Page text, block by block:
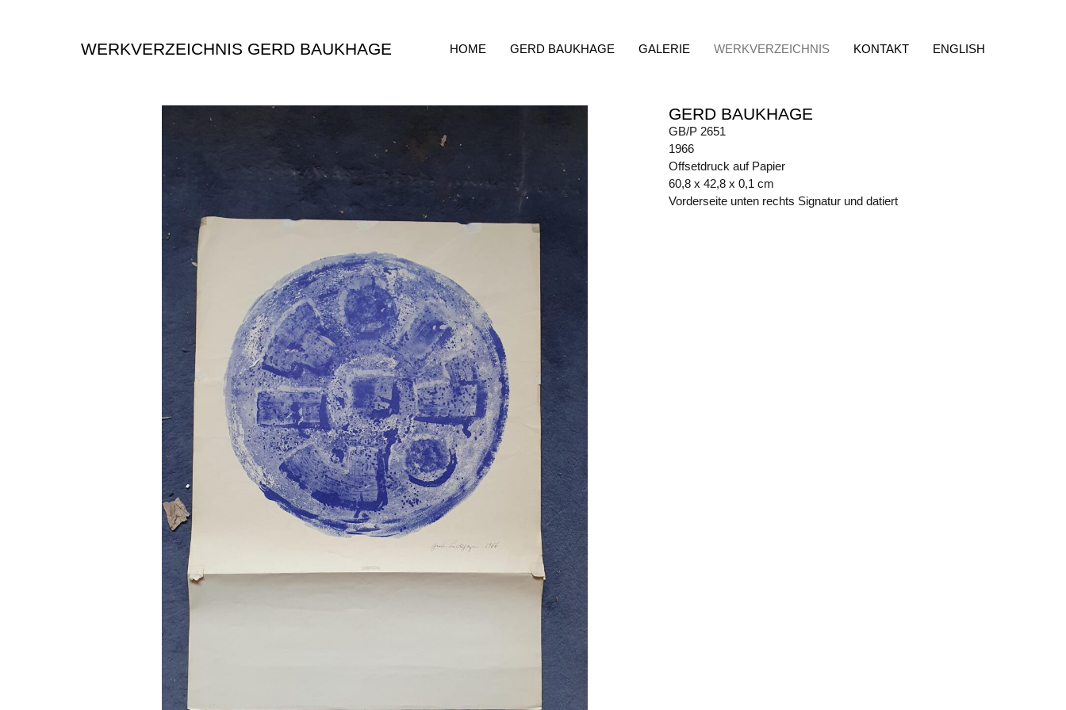
WERKVERZEICHNIS GERD BAUKHAGE HOME GERD BAUKHAGE GALERIE WERKVERZEICHNIS KONTAKT ENGLISH
GERD BAUKHAGE
GB/P 2651
1966
Offsetdruck auf Papier
60,8 x 42,8 x 0,1 cm
Vorderseite unten rechts Signatur und datiert